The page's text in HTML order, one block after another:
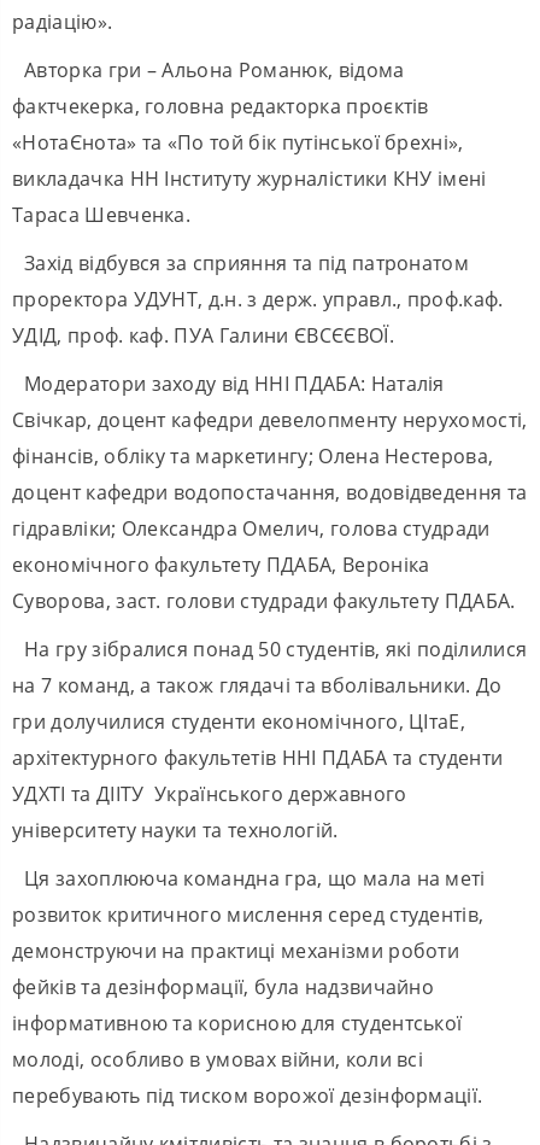
радіацію».
Авторка гри – Альона Романюк, відома
фактчекерка, головна редакторка проєктів
«НотаЄнота» та «По той бік путінської брехні»,
викладачка НН Інституту журналістики КНУ імені
Тараса Шевченка.
Захід відбувся за сприяння та під патронатом
проректора УДУНТ, д.н. з держ. управл., проф.каф.
УДІД, проф. каф. ПУА Галини ЄВСЄЄВОЇ.
Модератори заходу від ННІ ПДАБА: Наталія
Свічкар, доцент кафедри девелопменту нерухомості,
фінансів, обліку та маркетингу; Олена Нестерова,
доцент кафедри водопостачання, водовідведення та
гідравліки; Олександра Омелич, голова студради
економічного факультету ПДАБА, Вероніка
Суворова, заст. голови студради факультету ПДАБА.
На гру зібралися понад 50 студентів, які поділилися
на 7 команд, а також глядачі та вболівальники. До
гри долучилися студенти економічного, ЦІтаЕ,
архітектурного факультетів ННІ ПДАБА та студенти
УДХТІ та ДІІТУ Українського державного
університету науки та технологій.
Ця захоплююча командна гра, що мала на меті
розвиток критичного мислення серед студентів,
демонструючи на практиці механізми роботи
фейків та дезінформації, була надзвичайно
інформативною та корисною для студентської
молоді, особливо в умовах війни, коли всі
перебувають під тиском ворожої дезінформації.